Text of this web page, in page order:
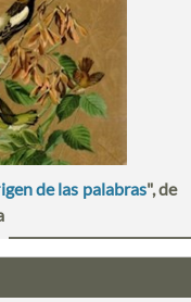
de las palabras", de